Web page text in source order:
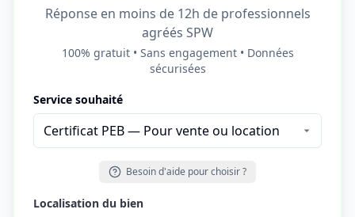
Réponse en moins de 12h de professionnels
agréés SPW
100% gratuit • Sans engagement • Données
sécurisées
Service souhaité
Besoin d'aide pour choisir ?
Localisation du bien